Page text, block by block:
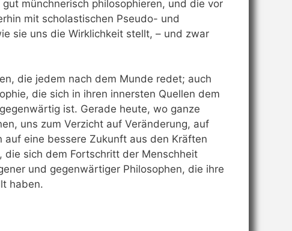
münchnerisch philoso­phieren, und die vor
mit scholastischen Pseudo- und
sie uns die Wirklichkeit stellt, – und zwar
die jedem nach dem Munde redet; auch
die sich in ihren innersten Quellen dem
ist. Gerade heute, wo ganze
uns zum Verzicht auf Veränderung, auf
eine bessere Zukunft aus den Kräften
sich dem Fortschritt der Menschheit
und gegenwärtiger Philosophen, die ihre
haben.